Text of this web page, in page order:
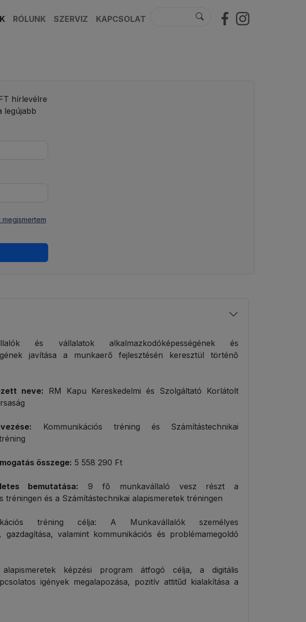
RÓLUNK SZERVIZ KAPCSOLAT
hírlevélre
legújabb
és vállalatok alkalmazkodóképességének és
javítása a munkaerő fejlesztésén keresztül történő
neve: RM Kapu Kereskedelmi és Szolgáltató Korlátolt
Kommunikációs tréning és Számítástechnikai
összege: 5 558 290 Ft
bemutatása: 9 fő munkavállaló vesz részt a
tréningen és a Számítástechnikai alapismeretek tréningen
tréning célja: A Munkavállalók személyes
valamint kommunikációs és problémamegoldó
képzési program átfogó célja, a digitális
igények megalapozása, pozitív attitűd kialakítása a